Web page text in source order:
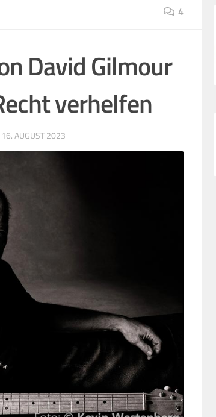
4
David Gilmour
verhelfen
16. AUGUST 2023